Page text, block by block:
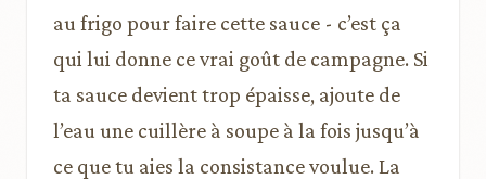
au frigo pour faire cette sauce - c’est ça
qui lui donne ce vrai goût de campagne. Si
ta sauce devient trop épaisse, ajoute de
l’eau une cuillère à soupe à la fois jusqu’à
ce que tu aies la consistance voulue. La